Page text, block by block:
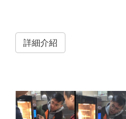
詳細介紹